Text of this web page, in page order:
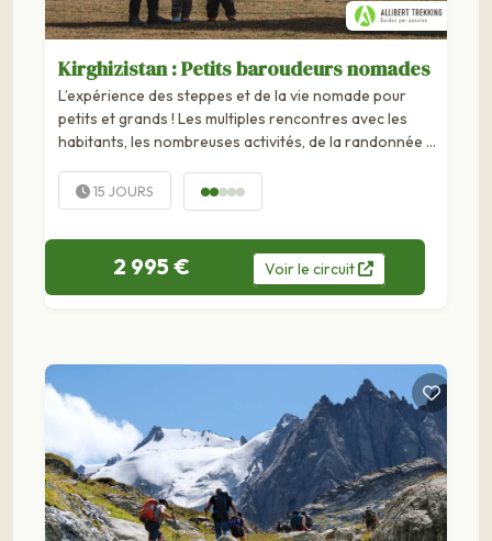
Kirghizistan : Petits baroudeurs nomades
L’expérience des steppes et de la vie nomade pour
petits et grands ! Les multiples rencontres avec les
habitants, les nombreuses activités, de la randonnée à
15 JOURS
2 995 € Voirle circuit